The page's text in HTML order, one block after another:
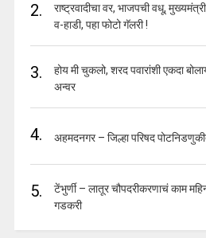
2.
राष्ट्रवादीचा वर, भाजपची वधू,
व-हाडी, पहा फोटो गॅलरी !
3.
होय मी चुकलो, शरद पवारांशी एकदा
अन्वर
4. अहमदनगर – जिल्हा परिषद
5.
टेंभुर्णी – लातूर चौपदरीकरणाचं काम
गडकरी